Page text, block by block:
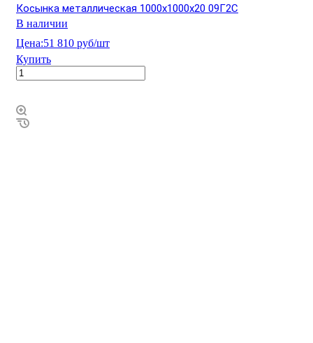
Косынка металлическая 1000х1000х20 09Г2С
В наличии
Цена:51 810 руб/шт
Купить